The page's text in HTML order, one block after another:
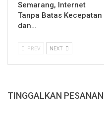
Semarang, Internet
Tanpa Batas Kecepatan
dan…
PREV NEXT
TINGGALKAN PESANAN